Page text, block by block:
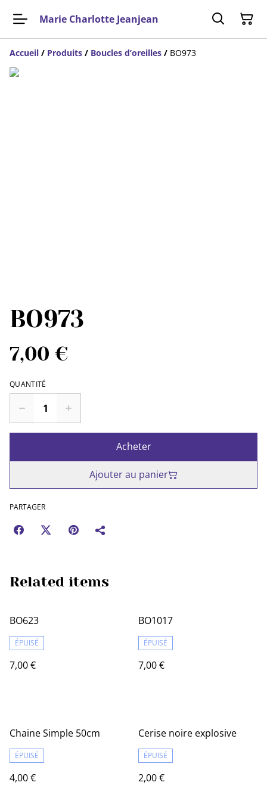
Marie Charlotte Jeanjean
Accueil / Produits / Boucles d’oreilles / BO973
BO973
7,00 €
QUANTITÉ
Acheter
Ajouter au panier
PARTAGER
Related items
BO623
ÉPUISÉ
7,00 €
BO1017
ÉPUISÉ
7,00 €
Chaine Simple 50cm
ÉPUISÉ
4,00 €
Cerise noire explosive
ÉPUISÉ
2,00 €